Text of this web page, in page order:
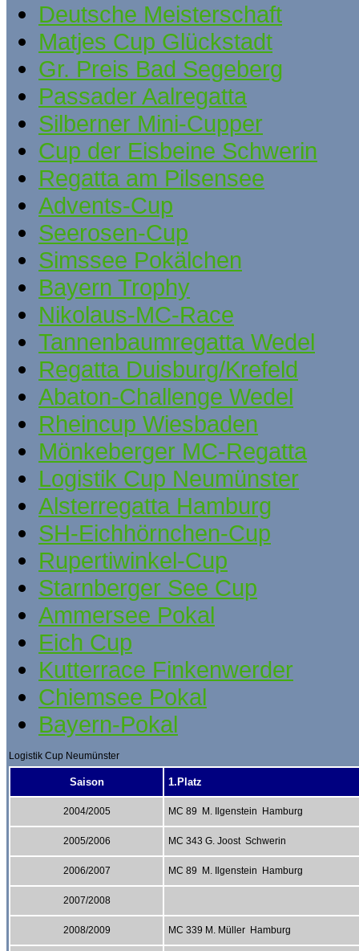
Deutsche Meisterschaft
Matjes Cup Glückstadt
Gr. Preis Bad Segeberg
Passader Aalregatta
Silberner Mini-Cupper
Cup der Eisbeine Schwerin
Regatta am Pilsensee
Advents-Cup
Seerosen-Cup
Simssee Pokälchen
Bayern Trophy
Nikolaus-MC-Race
Tannenbaumregatta Wedel
Regatta Duisburg/Krefeld
Abaton-Challenge Wedel
Rheincup Wiesbaden
Mönkeberger MC-Regatta
Logistik Cup Neumünster
Alsterregatta Hamburg
SH-Eichhörnchen-Cup
Rupertiwinkel-Cup
Starnberger See Cup
Ammersee Pokal
Eich Cup
Kutterrace Finkenwerder
Chiemsee Pokal
Bayern-Pokal
Logistik Cup Neumünster
Saison 1.Platz
2004/2005 MC 89 M. Ilgenstein Hamburg
2005/2006 MC 343 G. Joost Schwerin
2006/2007 MC 89 M. Ilgenstein Hamburg
2007/2008
2008/2009 MC 339 M. Müller Hamburg